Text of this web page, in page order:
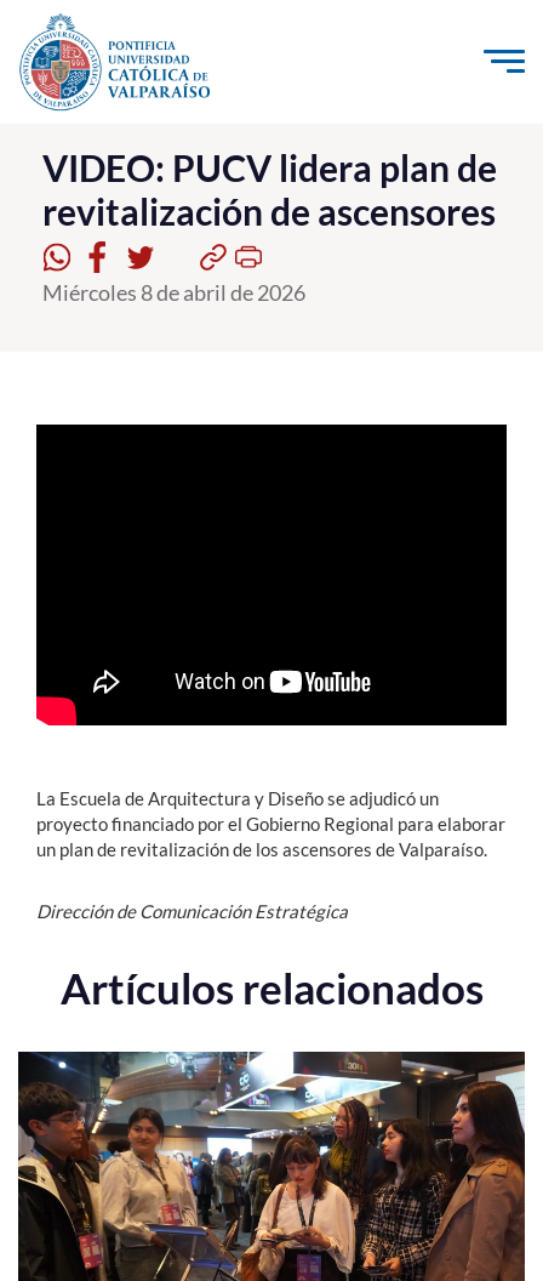
Click acá para ir directamente al contenido
La Universidad
Investigación, Creación e Innovación
PUCV Internacional
Vinculación con el Medio
Funcionarios
English
VIDEO: PUCV lidera plan de
revitalización de ascensores
Miércoles 8 de abril de 2026
La Escuela de Arquitectura y Diseño se adjudicó un
proyecto financiado por el Gobierno Regional para elaborar
un plan de revitalización de los ascensores de Valparaíso.
Dirección de Comunicación Estratégica
Artículos relacionados